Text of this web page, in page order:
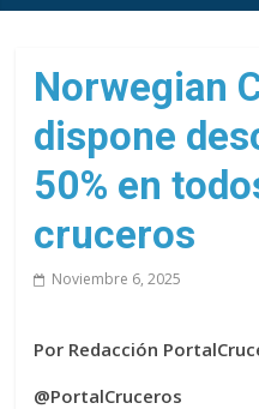
la
de
cruceros
en
un
solo
Norwegian
dispone
50% en
cruceros
Noviembre 6, 2025
Por Redacción
@PortalCruceros